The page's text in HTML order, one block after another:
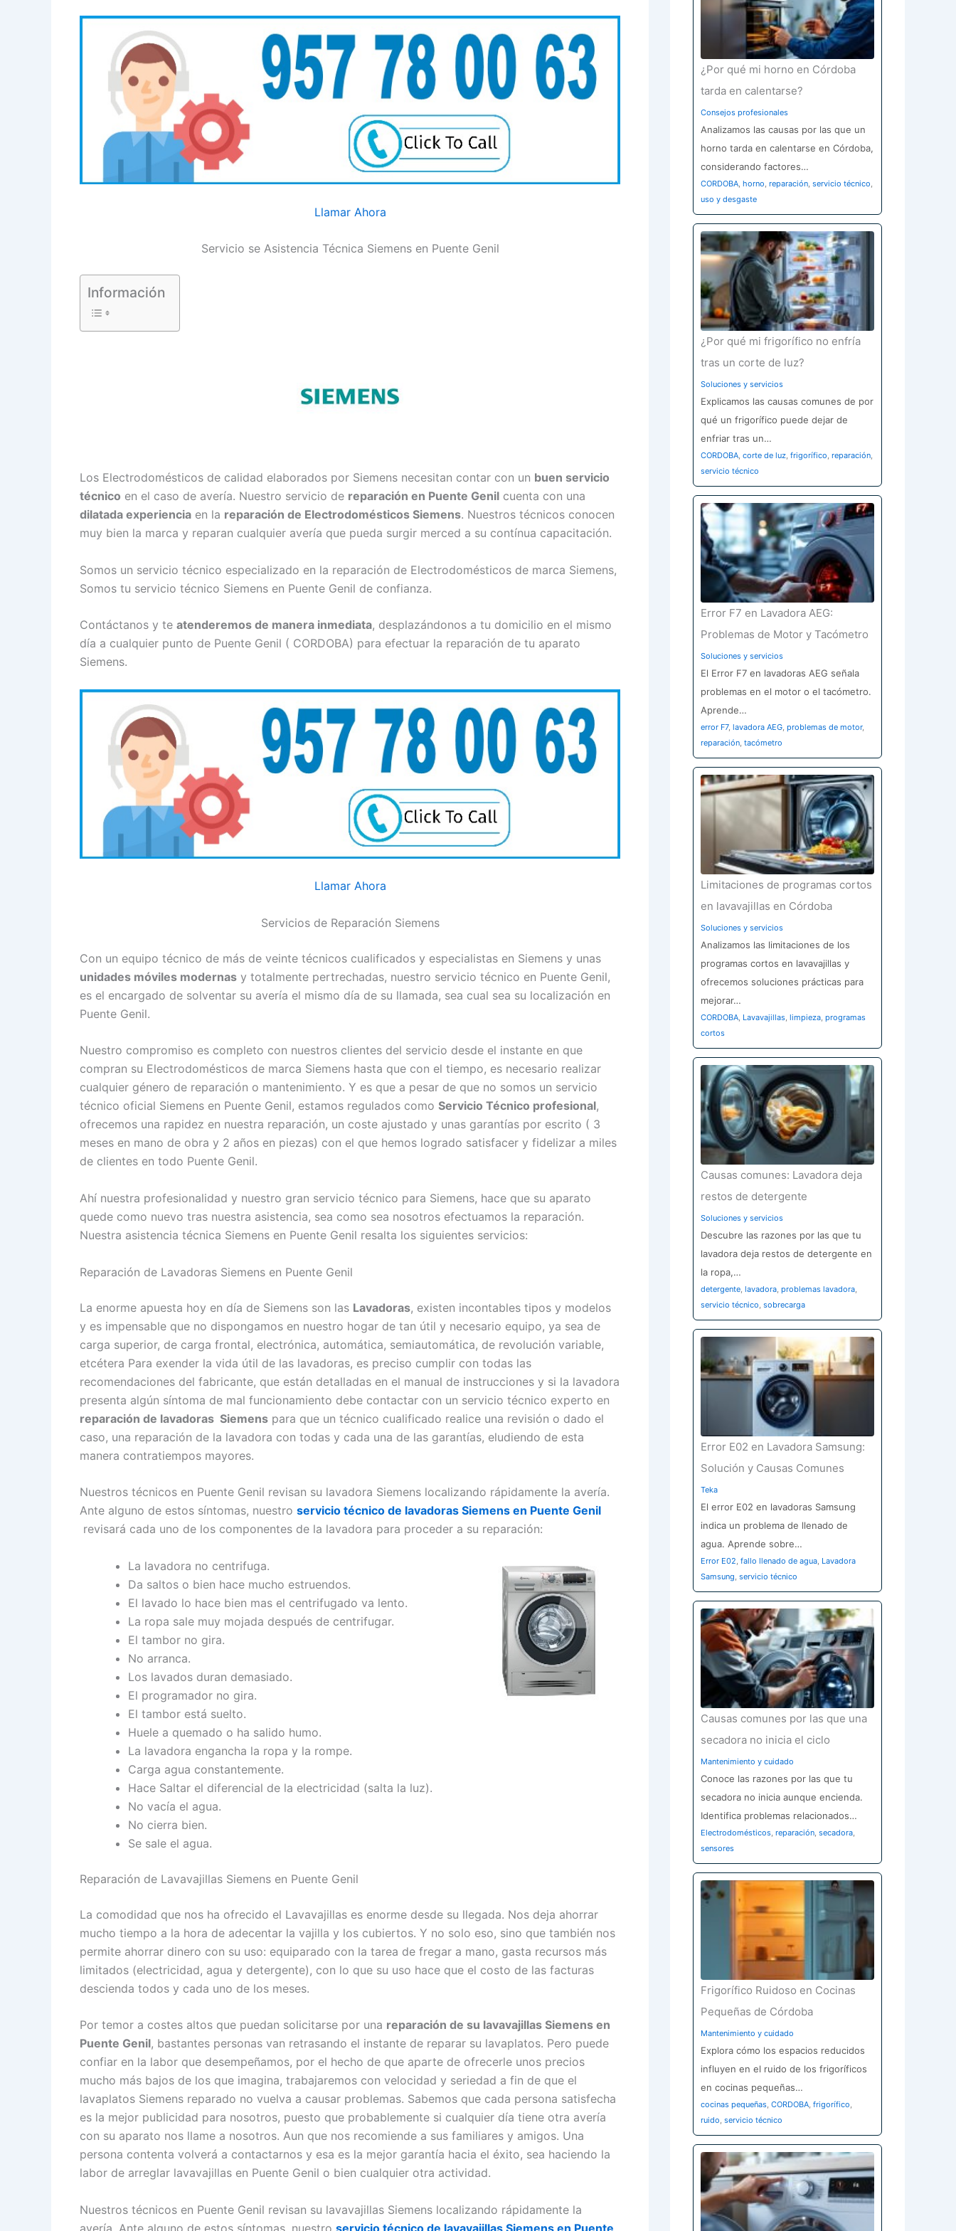
Llamar Ahora
Servicio se Asistencia Técnica Siemens en Puente Genil
Información
Los Electrodomésticos de calidad elaborados por Siemens necesitan contar con un buen servicio
técnico en el caso de avería. Nuestro servicio de reparación en Puente Genil cuenta con una
dilatada experiencia en la reparación de Electrodomésticos Siemens. Nuestros técnicos conocen
muy bien la marca y reparan cualquier avería que pueda surgir merced a su contínua capacitación.
Somos un servicio técnico especializado en la reparación de Electrodomésticos de marca Siemens,
Somos tu servicio técnico Siemens en Puente Genil de confianza.
Contáctanos y te atenderemos de manera inmediata, desplazándonos a tu domicilio en el mismo
día a cualquier punto de Puente Genil ( CORDOBA) para efectuar la reparación de tu aparato
Siemens.
Llamar Ahora
Servicios de Reparación Siemens
Con un equipo técnico de más de veinte técnicos cualificados y especialistas en Siemens y unas
unidades móviles modernas y totalmente pertrechadas, nuestro servicio técnico en Puente Genil,
es el encargado de solventar su avería el mismo día de su llamada, sea cual sea su localización en
Puente Genil.
Nuestro compromiso es completo con nuestros clientes del servicio desde el instante en que
compran su Electrodomésticos de marca Siemens hasta que con el tiempo, es necesario realizar
cualquier género de reparación o mantenimiento. Y es que a pesar de que no somos un servicio
técnico oficial Siemens en Puente Genil, estamos regulados como Servicio Técnico profesional,
ofrecemos una rapidez en nuestra reparación, un coste ajustado y unas garantías por escrito ( 3
meses en mano de obra y 2 años en piezas) con el que hemos logrado satisfacer y fidelizar a miles
de clientes en todo Puente Genil.
Ahí nuestra profesionalidad y nuestro gran servicio técnico para Siemens, hace que su aparato
quede como nuevo tras nuestra asistencia, sea como sea nosotros efectuamos la reparación.
Nuestra asistencia técnica Siemens en Puente Genil resalta los siguientes servicios:
Reparación de Lavadoras Siemens en Puente Genil
La enorme apuesta hoy en día de Siemens son las Lavadoras, existen incontables tipos y modelos
y es impensable que no dispongamos en nuestro hogar de tan útil y necesario equipo, ya sea de
carga superior, de carga frontal, electrónica, automática, semiautomática, de revolución variable,
etcétera Para exender la vida útil de las lavadoras, es preciso cumplir con todas las
recomendaciones del fabricante, que están detalladas en el manual de instrucciones y si la lavadora
presenta algún síntoma de mal funcionamiento debe contactar con un servicio técnico experto en
reparación de lavadoras Siemens para que un técnico cualificado realice una revisión o dado el
caso, una reparación de la lavadora con todas y cada una de las garantías, eludiendo de esta
manera contratiempos mayores.
Nuestros técnicos en Puente Genil revisan su lavadora Siemens localizando rápidamente la avería.
Ante alguno de estos síntomas, nuestro servicio técnico de lavadoras Siemens en Puente Genil
revisará cada uno de los componentes de la lavadora para proceder a su reparación:
La lavadora no centrifuga.
Da saltos o bien hace mucho estruendos.
El lavado lo hace bien mas el centrifugado va lento.
La ropa sale muy mojada después de centrifugar.
El tambor no gira.
No arranca.
Los lavados duran demasiado.
El programador no gira.
El tambor está suelto.
Huele a quemado o ha salido humo.
La lavadora engancha la ropa y la rompe.
Carga agua constantemente.
Hace Saltar el diferencial de la electricidad (salta la luz).
No vacía el agua.
No cierra bien.
Se sale el agua.
Reparación de Lavavajillas Siemens en Puente Genil
La comodidad que nos ha ofrecido el Lavavajillas es enorme desde su llegada. Nos deja ahorrar
mucho tiempo a la hora de adecentar la vajilla y los cubiertos. Y no solo eso, sino que también nos
permite ahorrar dinero con su uso: equiparado con la tarea de fregar a mano, gasta recursos más
limitados (electricidad, agua y detergente), con lo que su uso hace que el costo de las facturas
descienda todos y cada uno de los meses.
Por temor a costes altos que puedan solicitarse por una reparación de su lavavajillas Siemens en
Puente Genil, bastantes personas van retrasando el instante de reparar su lavaplatos. Pero puede
confiar en la labor que desempeñamos, por el hecho de que aparte de ofrecerle unos precios
mucho más bajos de los que imagina, trabajaremos con velocidad y seriedad a fin de que el
lavaplatos Siemens reparado no vuelva a causar problemas. Sabemos que cada persona satisfecha
es la mejor publicidad para nosotros, puesto que probablemente si cualquier día tiene otra avería
con su aparato nos llame a nosotros. Aun que nos recomiende a sus familiares y amigos. Una
persona contenta volverá a contactarnos y esa es la mejor garantía hacia el éxito, sea haciendo la
labor de arreglar lavavajillas en Puente Genil o bien cualquier otra actividad.
Nuestros técnicos en Puente Genil revisan su lavavajillas Siemens localizando rápidamente la
avería. Ante alguno de estos síntomas, nuestro servicio técnico de lavavajillas Siemens en Puente
¿Por qué mi horno en Córdoba
tarda en calentarse?
Consejos profesionales
Analizamos las causas por las que un
horno tarda en calentarse en Córdoba,
considerando factores…
CORDOBA, horno, reparación, servicio técnico,
uso y desgaste
¿Por qué mi frigorífico no enfría
tras un corte de luz?
Soluciones y servicios
Explicamos las causas comunes de por
qué un frigorífico puede dejar de
enfriar tras un…
CORDOBA, corte de luz, frigorífico, reparación,
servicio técnico
Error F7 en Lavadora AEG:
Problemas de Motor y Tacómetro
Soluciones y servicios
El Error F7 en lavadoras AEG señala
problemas en el motor o el tacómetro.
Aprende…
error F7, lavadora AEG, problemas de motor,
reparación, tacómetro
Limitaciones de programas cortos
en lavavajillas en Córdoba
Soluciones y servicios
Analizamos las limitaciones de los
programas cortos en lavavajillas y
ofrecemos soluciones prácticas para
mejorar…
CORDOBA, Lavavajillas, limpieza, programas
cortos
Causas comunes: Lavadora deja
restos de detergente
Soluciones y servicios
Descubre las razones por las que tu
lavadora deja restos de detergente en
la ropa,…
detergente, lavadora, problemas lavadora,
servicio técnico, sobrecarga
Error E02 en Lavadora Samsung:
Solución y Causas Comunes
Teka
El error E02 en lavadoras Samsung
indica un problema de llenado de
agua. Aprende sobre…
Error E02, fallo llenado de agua, Lavadora
Samsung, servicio técnico
Causas comunes por las que una
secadora no inicia el ciclo
Mantenimiento y cuidado
Conoce las razones por las que tu
secadora no inicia aunque encienda.
Identifica problemas relacionados…
Electrodomésticos, reparación, secadora,
sensores
Frigorífico Ruidoso en Cocinas
Pequeñas de Córdoba
Mantenimiento y cuidado
Explora cómo los espacios reducidos
influyen en el ruido de los frigoríficos
en cocinas pequeñas…
cocinas pequeñas, CORDOBA, frigorífico,
ruido, servicio técnico